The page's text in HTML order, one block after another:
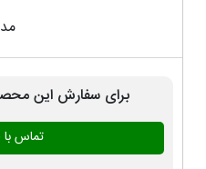
برای سفارش این
تماس با